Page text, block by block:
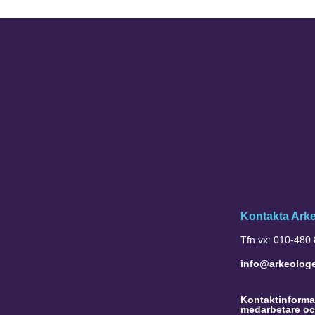
Kontakta
Tfn vx: 010-480
medarbetare